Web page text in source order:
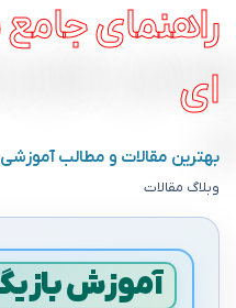
راهنمای
ای
بهترین مقالات و مطالب آموزشی
وبلاگ مقالات
آموزش